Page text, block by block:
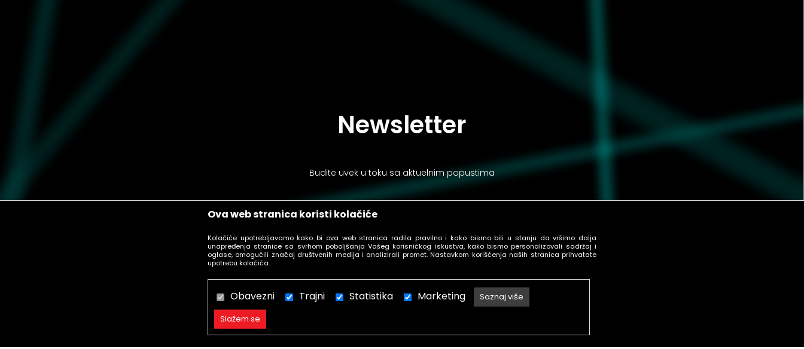
Ova web stranica koristi kolačiće
Kolačiće upotrebljavamo kako bi ova web stranica radila pravilno i kako bismo bili u stanju da vršimo dalja
unapređenja stranice sa svrhom poboljšanja Vašeg korisničkog iskustva, kako bismo personalizovali sadržaj i
oglase, omogućili značaj društvenih medija i analizirali promet. Nastavkom korišćenja naših stranica prihvatate
upotrebu kolačića.
Obavezni Trajni Statistika Marketing
Saznaj više
Slažem se
Newsletter
Budite uvek u toku sa aktuelnim popustima
PRIJAVI SE